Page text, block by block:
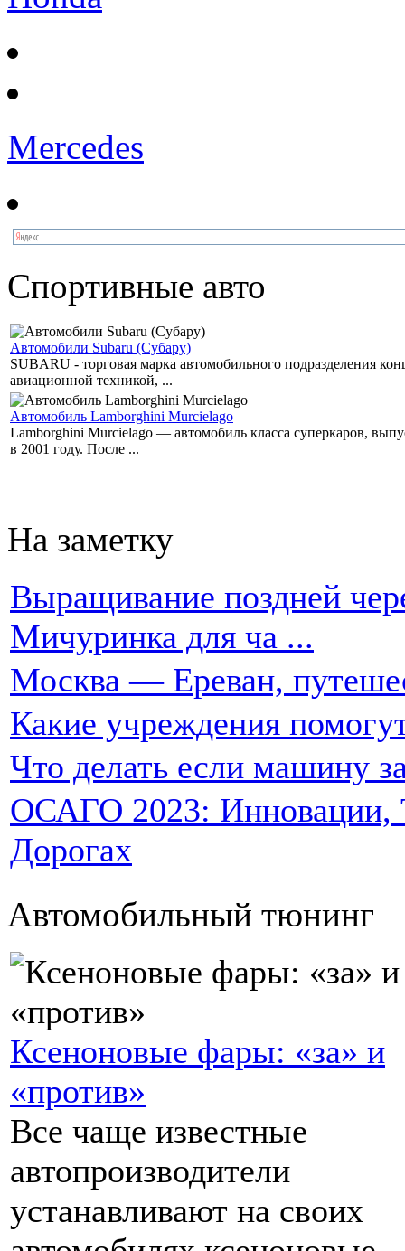
Mercedes
Спортивные авто
Автомобили Subaru (Субару)
SUBARU - торговая марка автомобильного подразделения
авиационной техникой, ...
Автомобиль Lamborghini Murcielago
Lamborghini Murcielago — автомобиль класса суперкаров,
в 2001 году. После ...
На заметку
Выращивание поздней
Мичуринка для ча ...
Москва — Ереван,
Какие учреждения
Что делать если машину
ОСАГО 2023: Инновации,
Дорогах
Автомобильный тюнинг
Ксеноновые фары: «за» и
«против»
Все чаще известные
автопроизводители
устанавливают на своих